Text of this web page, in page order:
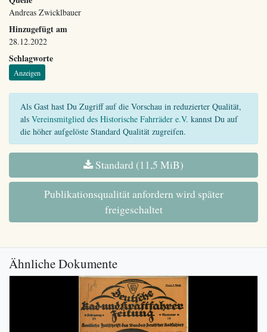
Andreas Zwicklbauer
Hinzugefügt am
28.12.2022
Schlagworte
Anzeigen
Als Gast hast Du Zugriff auf die Vorschau in reduzierter Qualität,
als Vereinsmitglied des Historische Fahrräder e.V. kannst Du auf
die höher aufgelöste Standard Qualität zugreifen.
Standard (11,5 MiB)
Publikationsqualität anfordern wird später
freigeschaltet
Ähnliche Dokumente